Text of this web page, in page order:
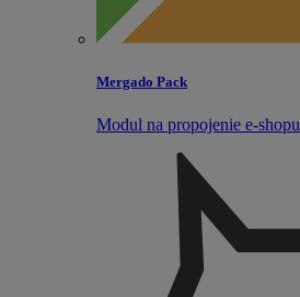
Mergado Pack
Modul na propojenie e‑shopu